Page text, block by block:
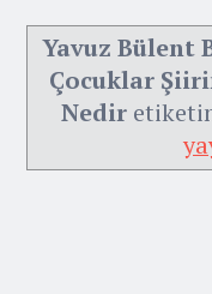
Yavuz Bülent
Çocuklar
Nedir